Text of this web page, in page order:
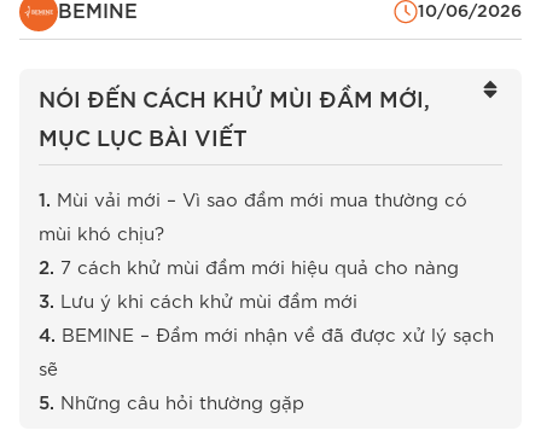
BEMINE 10/06/2026
NÓI ĐẾN CÁCH KHỬ MÙI ĐẦM MỚI,
MỤC LỤC BÀI VIẾT
Mùi vải mới – Vì sao đầm mới mua thường có
mùi khó chịu?
7 cách khử mùi đầm mới hiệu quả cho nàng
Lưu ý khi cách khử mùi đầm mới
BEMINE – Đầm mới nhận về đã được xử lý sạch
sẽ
Những câu hỏi thường gặp